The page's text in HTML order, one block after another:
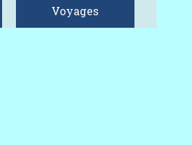
Voyages